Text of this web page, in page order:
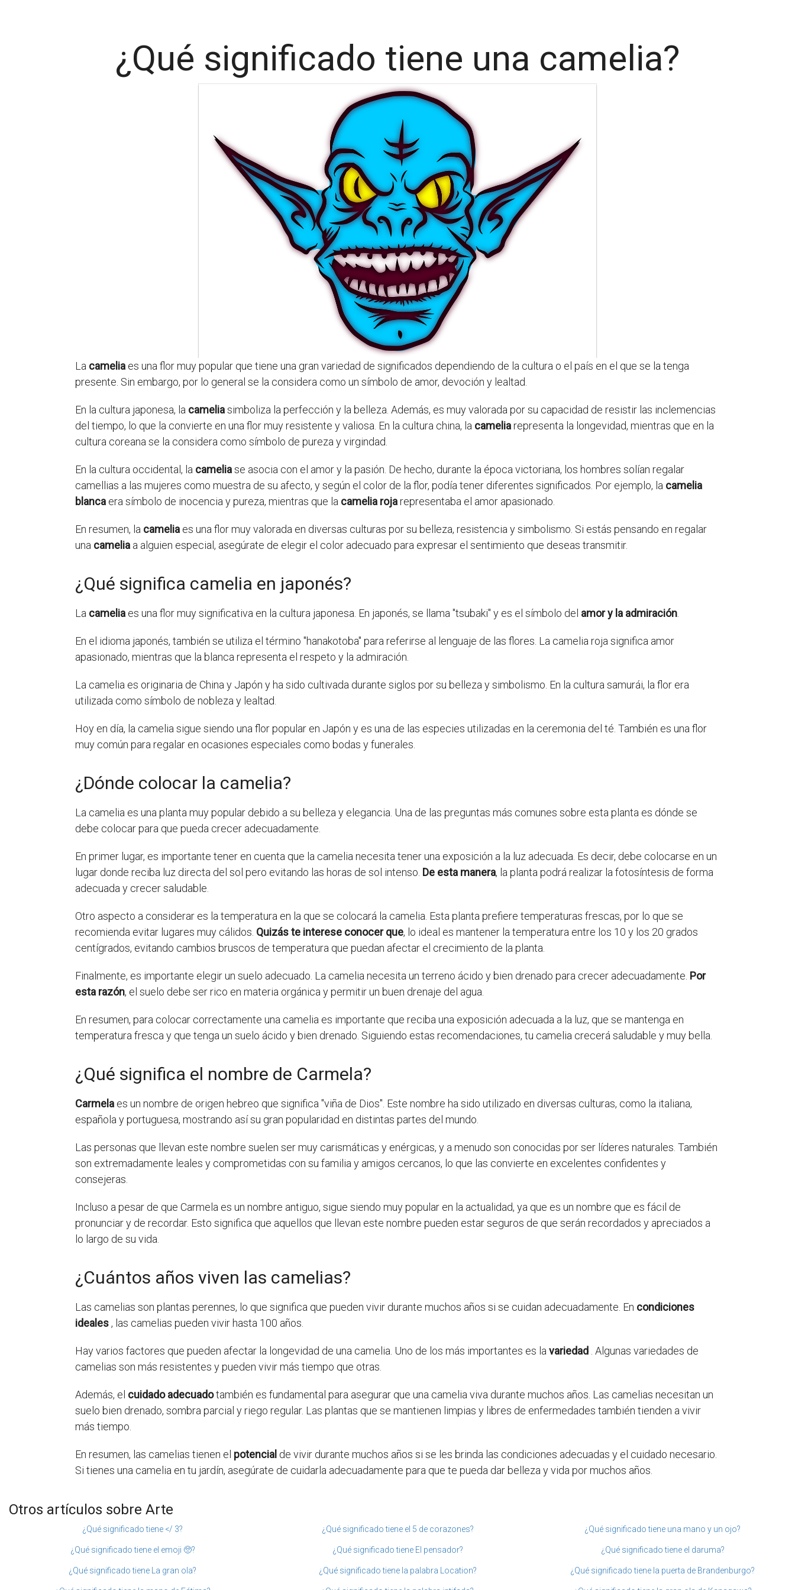
¿Qué significado tiene una camelia?
La camelia es una flor muy popular que tiene una gran variedad de significados dependiendo de la cultura o el país en el que se la tenga
presente. Sin embargo, por lo general se la considera como un símbolo de amor, devoción y lealtad.
En la cultura japonesa, la cameliasimboliza la perfección y la belleza. Además, es muy valorada por su capacidad de resistir las inclemencias
del tiempo, lo que la convierte en una flor muy resistente y valiosa. En la cultura china, la cameliarepresenta la longevidad, mientras que en la
cultura coreana se la considera como símbolo de pureza y virgindad.
En la cultura occidental, la cameliase asocia con el amor y la pasión. De hecho, durante la época victoriana, los hombres solían regalar
camellias a las mujeres como muestra de su afecto, y según el color de la flor, podía tener diferentes significados. Por ejemplo, la camelia
blanca era símbolo de inocencia y pureza, mientras que la camelia rojarepresentaba el amor apasionado.
En resumen, la camelia es una flor muy valorada en diversas culturas por su belleza, resistencia y simbolismo. Si estás pensando en regalar
una camelia a alguien especial, asegúrate de elegir el color adecuado para expresar el sentimiento que deseas transmitir.
¿Qué significa camelia en japonés?
La camelia es una flor muy significativa en la cultura japonesa. En japonés, se llama "tsubaki" y es el símbolo del amor y la admiración.
En el idioma japonés, también se utiliza el término "hanakotoba" para referirse al lenguaje de las flores. La camelia roja significa amor
apasionado, mientras que la blanca representa el respeto y la admiración.
La camelia es originaria de China y Japón y ha sido cultivada durante siglos por su belleza y simbolismo. En la cultura samurái, la flor era
utilizada como símbolo de nobleza y lealtad.
Hoy en día, la camelia sigue siendo una flor popular en Japón y es una de las especies utilizadas en la ceremonia del té. También es una flor
muy común para regalar en ocasiones especiales como bodas y funerales.
¿Dónde colocar la camelia?
La camelia es una planta muy popular debido a su belleza y elegancia. Una de las preguntas más comunes sobre esta planta es dónde se
debe colocar para que pueda crecer adecuadamente.
En primer lugar, es importante tener en cuenta que la camelia necesita tener una exposición a la luz adecuada. Es decir, debe colocarse en un
lugar donde reciba luz directa del sol pero evitando las horas de sol intenso. De esta manera, la planta podrá realizar la fotosíntesis de forma
adecuada y crecer saludable.
Otro aspecto a considerar es la temperatura en la que se colocará la camelia. Esta planta prefiere temperaturas frescas, por lo que se
recomienda evitar lugares muy cálidos. Quizás te interese conocer que, lo ideal es mantener la temperatura entre los 10 y los 20 grados
centígrados, evitando cambios bruscos de temperatura que puedan afectar el crecimiento de la planta.
Finalmente, es importante elegir un suelo adecuado. La camelia necesita un terreno ácido y bien drenado para crecer adecuadamente. Por
esta razón, el suelo debe ser rico en materia orgánica y permitir un buen drenaje del agua.
En resumen, para colocar correctamente una camelia es importante que reciba una exposición adecuada a la luz, que se mantenga en
temperatura fresca y que tenga un suelo ácido y bien drenado. Siguiendo estas recomendaciones, tu camelia crecerá saludable y muy bella.
¿Qué significa el nombre de Carmela?
Carmela es un nombre de origen hebreo que significa "viña de Dios". Este nombre ha sido utilizado en diversas culturas, como la italiana,
española y portuguesa, mostrando así su gran popularidad en distintas partes del mundo.
Las personas que llevan este nombre suelen ser muy carismáticas y enérgicas, y a menudo son conocidas por ser líderes naturales. También
son extremadamente leales y comprometidas con su familia y amigos cercanos, lo que las convierte en excelentes confidentes y
consejeras.
Incluso a pesar de que Carmela es un nombre antiguo, sigue siendo muy popular en la actualidad, ya que es un nombre que es fácil de
pronunciar y de recordar. Esto significa que aquellos que llevan este nombre pueden estar seguros de que serán recordados y apreciados a
lo largo de su vida.
¿Cuántos años viven las camelias?
Las camelias son plantas perennes, lo que significa que pueden vivir durante muchos años si se cuidan adecuadamente. En condiciones
ideales, las camelias pueden vivir hasta 100 años.
Hay varios factores que pueden afectar la longevidad de una camelia. Uno de los más importantes es lavariedad . Algunas variedades de
camelias son más resistentes y pueden vivir más tiempo que otras.
Además, el cuidado adecuadotambién es fundamental para asegurar que una camelia viva durante muchos años. Las camelias necesitan un
suelo bien drenado, sombra parcial y riego regular. Las plantas que se mantienen limpias y libres de enfermedades también tienden a vivir
más tiempo.
En resumen, las camelias tienen el potencial de vivir durante muchos años si se les brinda las condiciones adecuadas y el cuidado necesario.
Si tienes una camelia en tu jardín, asegúrate de cuidarla adecuadamente para que te pueda dar belleza y vida por muchos años.
Otros artículos sobre Arte
¿Qué significado tiene </ 3? ¿Qué significado tiene el 5 de corazones? ¿Qué significado tiene una mano y un ojo?
¿Qué significado tiene el emoji 🥺? ¿Qué significado tiene El pensador? ¿Qué significado tiene el daruma?
¿Qué significado tiene La gran ola? ¿Qué significado tiene la palabra Location? ¿Qué significado tiene la puerta de Brandenburgo?